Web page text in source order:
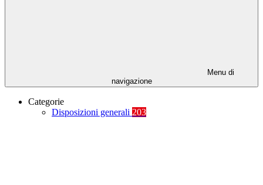
Menu di
navigazione
Categorie
Disposizioni generali 203